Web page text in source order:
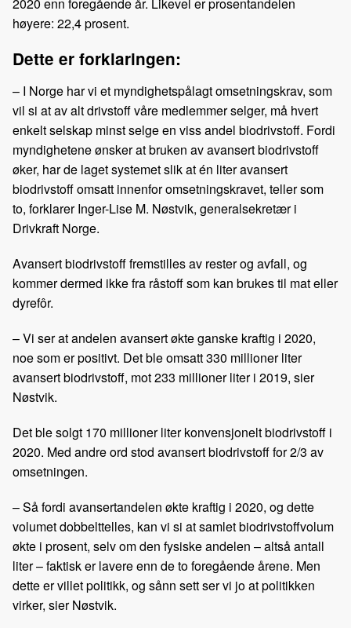
høyere: 22,4 prosent.
Dette er forklaringen:
– I Norge har vi et myndighetspålagt omsetningskrav, som
vil si at av alt drivstoff våre medlemmer selger, må hvert
enkelt selskap minst selge en viss andel biodrivstoff. Fordi
myndighetene ønsker at bruken av avansert biodrivstoff
øker, har de laget systemet slik at én liter avansert
biodrivstoff omsatt innenfor omsetningskravet, teller som
to, forklarer Inger-Lise M. Nøstvik, generalsekretær i
Drivkraft Norge.
Avansert biodrivstoff fremstilles av rester og avfall, og
kommer dermed ikke fra råstoff som kan brukes til mat eller
dyrefôr.
– Vi ser at andelen avansert økte ganske kraftig i 2020,
noe som er positivt. Det ble omsatt 330 millioner liter
avansert biodrivstoff, mot 233 millioner liter i 2019, sier
Nøstvik.
Det ble solgt 170 millioner liter konvensjonelt biodrivstoff i
2020. Med andre ord stod avansert biodrivstoff for 2/3 av
omsetningen.
– Så fordi avansertandelen økte kraftig i 2020, og dette
volumet dobbelttelles, kan vi si at samlet biodrivstoffvolum
økte i prosent, selv om den fysiske andelen – altså antall
liter – faktisk er lavere enn de to foregående årene. Men
dette er villet politikk, og sånn sett ser vi jo at politikken
virker, sier Nøstvik.